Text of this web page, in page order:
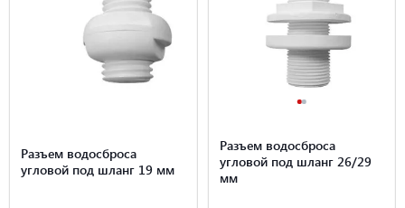
Разъем водосброса
угловой под шланг 19 мм
Разъем водосброса
угловой под шланг 26/29
мм